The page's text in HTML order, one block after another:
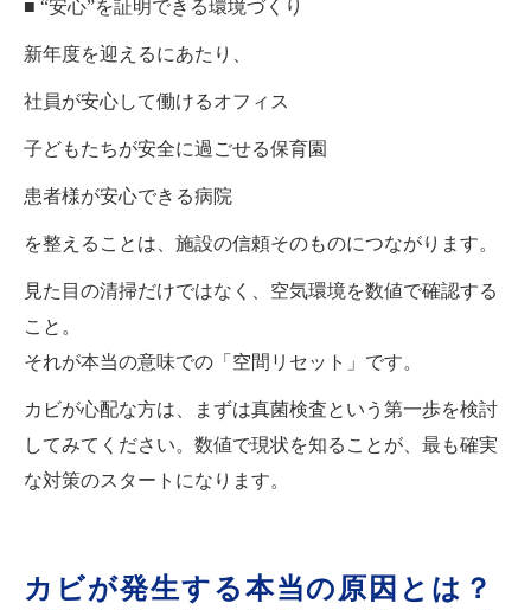
■ “安心”を証明できる環境づくり
新年度を迎えるにあたり、
社員が安心して働けるオフィス
子どもたちが安全に過ごせる保育園
患者様が安心できる病院
を整えることは、施設の信頼そのものにつながります。
見た目の清掃だけではなく、空気環境を数値で確認する
こと。
それが本当の意味での「空間リセット」です。
カビが心配な方は、まずは真菌検査という第一歩を検討
してみてください。数値で現状を知ることが、最も確実
な対策のスタートになります。
カビが発生する本当の原因とは？